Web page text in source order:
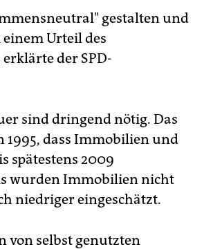
gestalten und
Urteil des
der SPD-
sind dringend nötig. Das
1995, dass Immobilien und
spätestens 2009
wurden Immobilien nicht
niedriger eingeschätzt.
von selbst genutzten